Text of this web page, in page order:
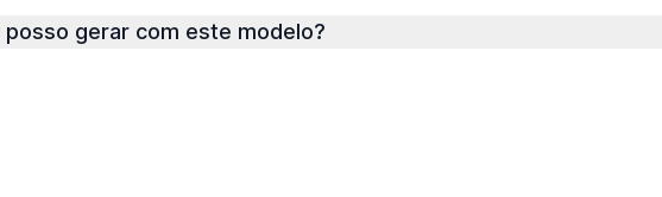
posso gerar com este modelo?